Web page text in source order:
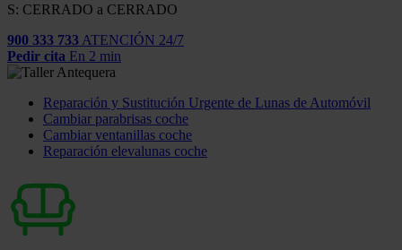
S: CERRADO a CERRADO
900 333 733 ATENCIÓN 24/7
Pedir cita En 2 min
Reparación y Sustitución Urgente de Lunas de Automóvil
Cambiar parabrisas coche
Cambiar ventanillas coche
Reparación elevalunas coche